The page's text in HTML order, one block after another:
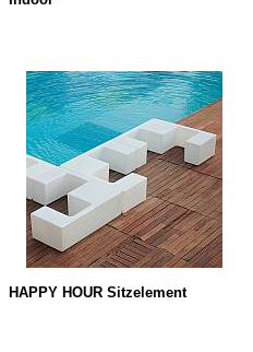
HAPPY HOUR Sitzelement